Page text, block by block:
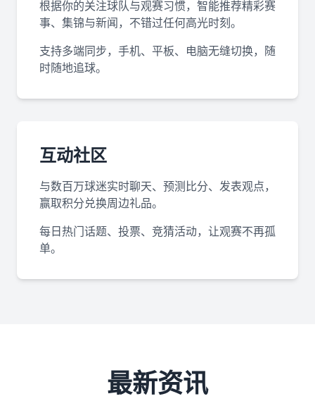
根据你的关注球队与观赛习惯，智能推荐精彩赛
事、集锦与新闻，不错过任何高光时刻。
支持多端同步，手机、平板、电脑无缝切换，随
时随地追球。
互动社区
与数百万球迷实时聊天、预测比分、发表观点，
赢取积分兑换周边礼品。
每日热门话题、投票、竞猜活动，让观赛不再孤
单。
最新资讯